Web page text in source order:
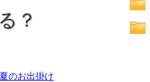
？
夏のお出掛け